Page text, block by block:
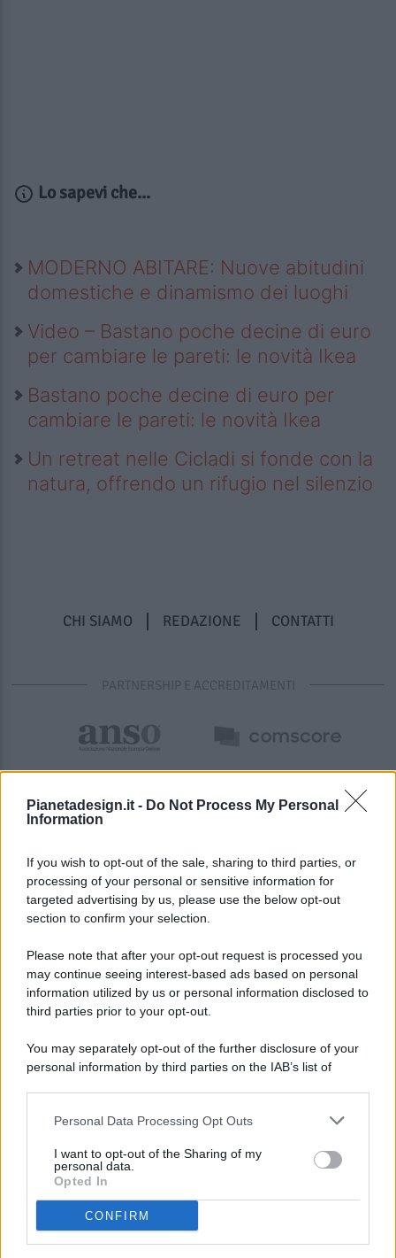
Pianetadesign.it - Do Not Process My Personal
Information
If you wish to opt-out of the sale, sharing to third parties, or
processing of your personal or sensitive information for
targeted advertising by us, please use the below opt-out
section to confirm your selection.
Please note that after your opt-out request is processed you
may continue seeing interest-based ads based on personal
information utilized by us or personal information disclosed to
third parties prior to your opt-out.
You may separately opt-out of the further disclosure of your
personal information by third parties on the IAB’s list of
This information may also be disclosed by us to third parties
disclose it to other third parties.
Personal Data Processing Opt Outs
I want to opt-out of the Sharing of my
personal data.
Opted In
CONFIRM
Lo sapevi che...
MODERNO ABITARE: Nuove abitudini
domestiche e dinamismo dei luoghi
Video – Bastano poche decine di euro
per cambiare le pareti: le novità Ikea
Bastano poche decine di euro per
cambiare le pareti: le novità Ikea
Un retreat nelle Cicladi si fonde con la
natura, offrendo un rifugio nel silenzio
CHI SIAMO REDAZIONE CONTATTI
PARTNERSHIP E ACCREDITAMENTI
© 2026 - Pianeta Design - P.IVA 04827280654 - Testata
Registrata Al Tribunale Di Nocera Inferiore N. 8/2020 - RG N.
ISCRIZIONE AL ROC N. 35792 – ISCRITTA ALL’ANSO
(ASSOCIAZIONE NAZIONALE STAMPA ONLINE)
PREFERENZE PRIVACY